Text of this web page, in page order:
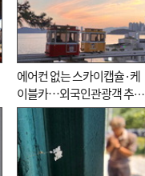
에어컨 없는 스카이캡슐·케
이블카…외국인관광객 추억
대신 고역 될라